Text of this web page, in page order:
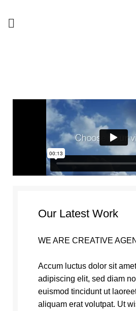
Our Latest Work
WE ARE CREATIVE
Accum luctus dolor sit
adipiscing elit, sed diam
euismod tincidunt ut
aliquam erat volutpat. Ut